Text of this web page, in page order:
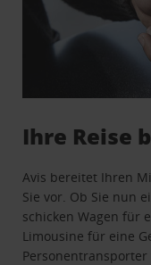
Ihre Reise
Avis bereitet Ihren
Sie vor. Ob Sie nun
schicken Wagen für
Limousine für eine